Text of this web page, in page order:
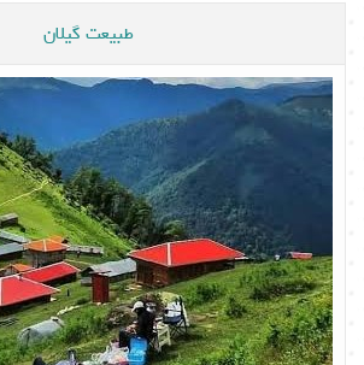
طبیعت گیلان